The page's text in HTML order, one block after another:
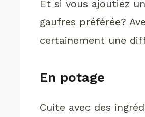
Et si vous ajoutiez
gaufres préférée?
certainement une
En potage
Cuite avec des